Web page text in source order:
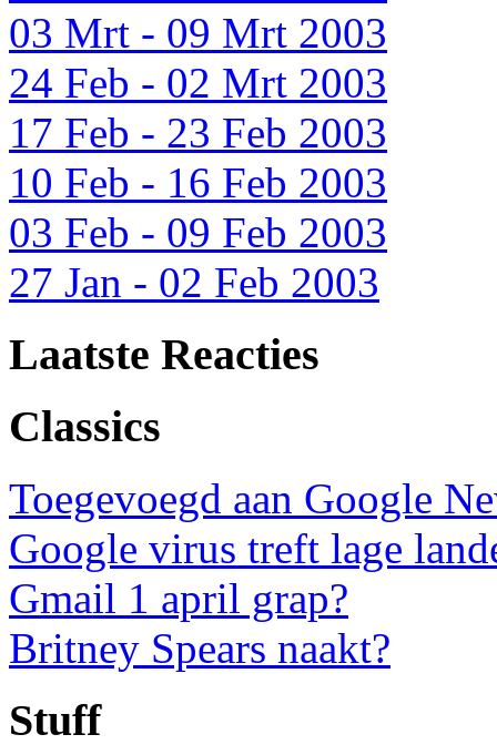
03 Mrt - 09 Mrt 2003
24 Feb - 02 Mrt 2003
17 Feb - 23 Feb 2003
10 Feb - 16 Feb 2003
03 Feb - 09 Feb 2003
27 Jan - 02 Feb 2003
Laatste Reacties
Classics
Toegevoegd aan Google
Google virus treft lage
Gmail 1 april grap?
Britney Spears naakt?
Stuff